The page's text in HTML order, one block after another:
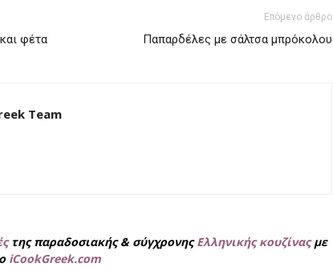
φέτα
Επόμενο άρθρο
Παπαρδέλες με σάλτσα μπρόκολου
Team
της παραδοσιακής & σύγχρονηςΕλληνικής κουζίναςμε
iCookGreek.com